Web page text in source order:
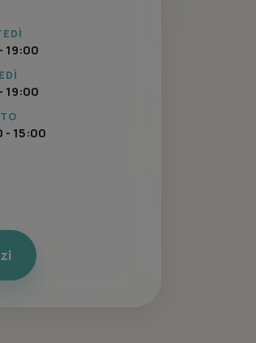
19:00
19:00
- 15:00